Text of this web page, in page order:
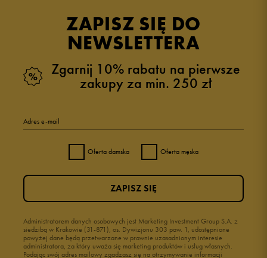
zebranych i zweryfikowanych przez
4 4%
1 0%
ZAPISZ SIĘ DO
NEWSLETTERA
Zgarnij 10% rabatu na pierwsze
zakupy za min. 250 zł
Adres e-mail
Oferta damska Oferta męska
Administratorem danych osobowych jest Marketing Investment Group S.A. z
siedzibą w Krakowie (31-871), os. Dywizjonu 303 paw. 1, udostępnione
powyżej dane będą przetwarzane w prawnie uzasadnionym interesie
administratora, za który uważa się marketing produktów i usług własnych.
Podając swój adres mailowy zgadzasz się na otrzymywanie informacji
ZAPISZ SIĘ